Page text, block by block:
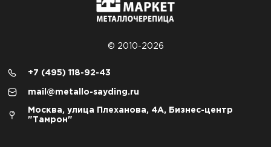
© 2010-2026
+7 (495) 118-92-43
mail@metallo-sayding.ru
Москва, улица Плеханова, 4А, Бизнес-центр
"Тамрон"